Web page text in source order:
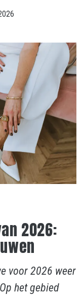
2026:
voor 2026 weer
het gebied